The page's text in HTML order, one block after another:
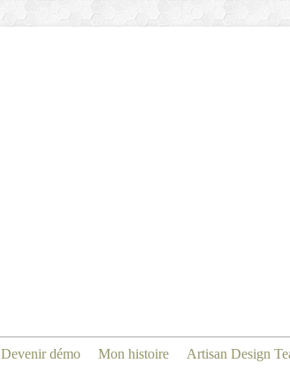
Devenir démo Mon histoire Artisan Design